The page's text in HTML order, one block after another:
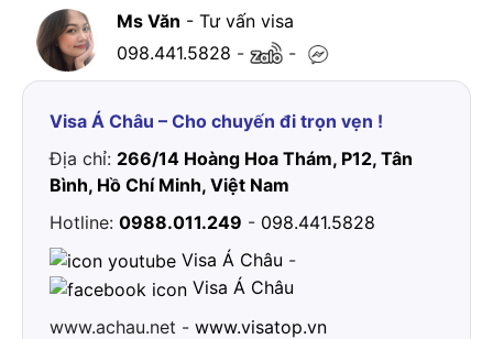
Ms Văn - Tư vấn visa
098.441.5828 - -
Visa Á Châu – Cho chuyến đi trọn vẹn !
Địa chỉ: 266/14 Hoàng Hoa Thám, P12, Tân
Bình, Hồ Chí Minh, Việt Nam
Hotline: 0988.011.249 - 098.441.5828
Visa Á Châu -
Visa Á Châu
www.achau.net - www.visatop.vn